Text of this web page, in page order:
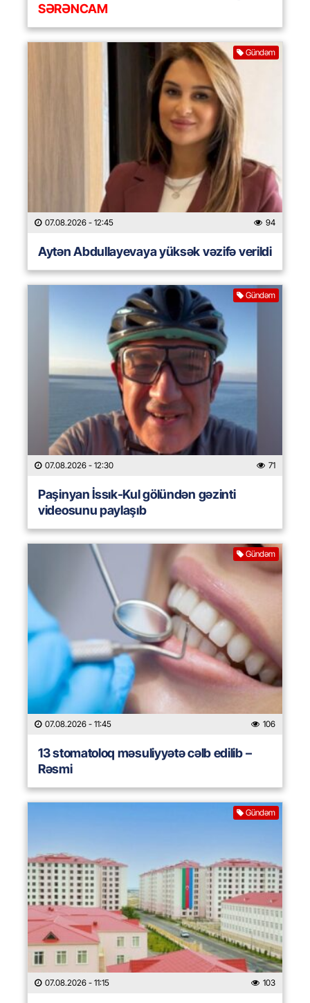
SƏRƏNCAM
Gündəm
07.08.2026 - 12:45 94
Aytən Abdullayevaya yüksək vəzifə verildi
Gündəm
07.08.2026 - 12:30 71
Paşinyan İssık-Kul gölündən gəzinti
videosunu paylaşıb
Gündəm
07.08.2026 - 11:45 106
13 stomatoloq məsuliyyətə cəlb edilib –
Rəsmi
Gündəm
07.08.2026 - 11:15 103